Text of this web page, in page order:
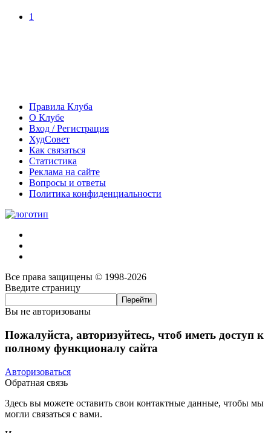
1
Правила Клуба
О Клубе
Вход / Регистрация
ХудСовет
Как связаться
Статистика
Реклама на сайте
Вопросы и ответы
Политика конфиденциальности
Все права защищены © 1998-2026
Введите страницу
Вы не авторизованы
Пожалуйста, авторизуйтесь, чтоб иметь доступ к
полному функционалу сайта
Авторизоваться
Обратная связь
Здесь вы можете оставить свои контактные данные, чтобы мы
могли связаться с вами.